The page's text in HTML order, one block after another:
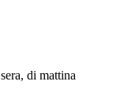
di mattina